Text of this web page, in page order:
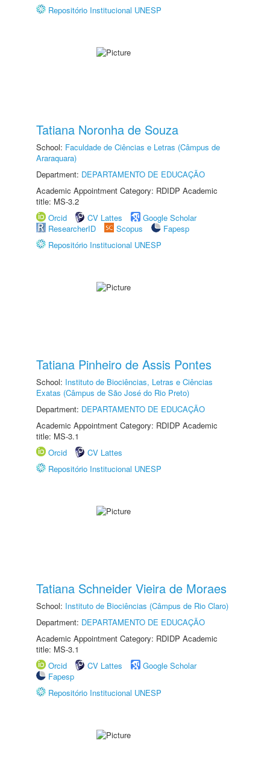
Repositório Institucional UNESP
Tatiana Noronha de Souza
School: Faculdade de Ciências e Letras (Câmpus de
Araraquara)
Department: DEPARTAMENTO DE EDUCAÇÃO
Academic Appointment Category: RDIDP Academic
title: MS-3.2
Orcid
CV Lattes
Google Scholar
ResearcherID
Scopus
Fapesp
Repositório Institucional UNESP
Tatiana Pinheiro de Assis Pontes
School: Instituto de Biociências, Letras e Ciências
Exatas (Câmpus de São José do Rio Preto)
Department: DEPARTAMENTO DE EDUCAÇÃO
Academic Appointment Category: RDIDP Academic
title: MS-3.1
Orcid
CV Lattes
Repositório Institucional UNESP
Tatiana Schneider Vieira de Moraes
School: Instituto de Biociências (Câmpus de Rio Claro)
Department: DEPARTAMENTO DE EDUCAÇÃO
Academic Appointment Category: RDIDP Academic
title: MS-3.1
Orcid
CV Lattes
Google Scholar
Fapesp
Repositório Institucional UNESP